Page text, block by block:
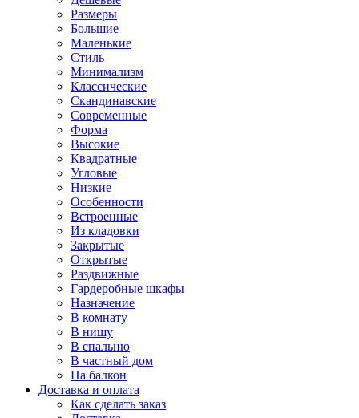
Размеры
Большие
Маленькие
Стиль
Минимализм
Классические
Скандинавские
Современные
Форма
Высокие
Квадратные
Угловые
Низкие
Особенности
Встроенные
Из кладовки
Закрытые
Открытые
Раздвижные
Гардеробные шкафы
Назначение
В комнату
В нишу
В спальню
В частный дом
На балкон
Доставка и оплата
Как сделать заказ